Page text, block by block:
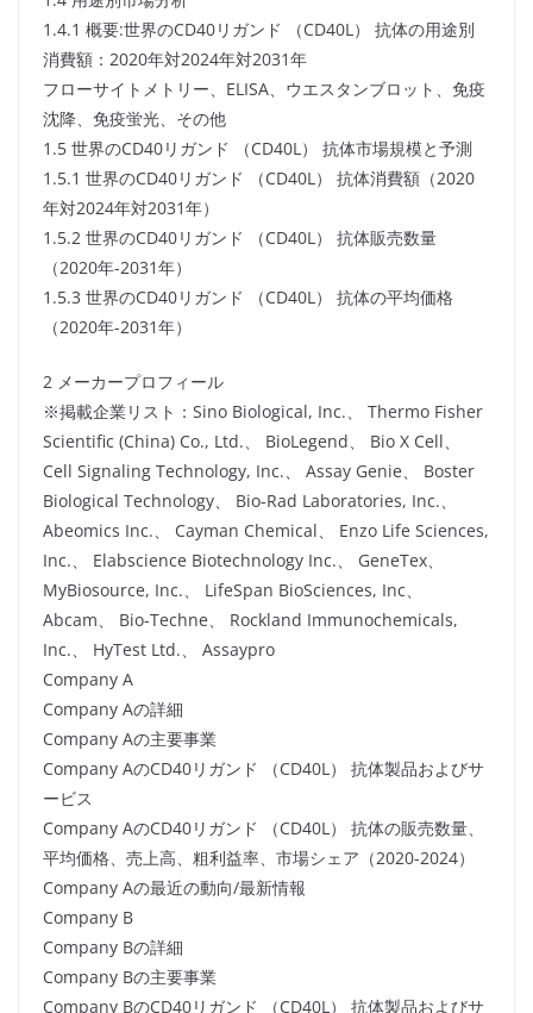
1.4.1 概要:世界のCD40リガンド （CD40L） 抗体の用途別
消費額：2020年対2024年対2031年
フローサイトメトリー、ELISA、ウエスタンブロット、免疫
沈降、免疫蛍光、その他
1.5 世界のCD40リガンド （CD40L） 抗体市場規模と予測
1.5.1 世界のCD40リガンド （CD40L） 抗体消費額（2020
年対2024年対2031年）
1.5.2 世界のCD40リガンド （CD40L） 抗体販売数量
（2020年-2031年）
1.5.3 世界のCD40リガンド （CD40L） 抗体の平均価格
（2020年-2031年）
2 メーカープロフィール
※掲載企業リスト：Sino Biological, Inc.、 Thermo Fisher
Scientific (China) Co., Ltd.、 BioLegend、 Bio X Cell、
Cell Signaling Technology, Inc.、 Assay Genie、 Boster
Biological Technology、 Bio-Rad Laboratories, Inc.、
Abeomics Inc.、 Cayman Chemical、 Enzo Life Sciences,
Inc.、 Elabscience Biotechnology Inc.、 GeneTex、
MyBiosource, Inc.、 LifeSpan BioSciences, Inc、 ​​
Abcam、 Bio-Techne、 Rockland Immunochemicals,
Inc.、 HyTest Ltd.、 Assaypro
Company A
Company Aの詳細
Company Aの主要事業
Company AのCD40リガンド （CD40L） 抗体製品およびサ
ービス
Company AのCD40リガンド （CD40L） 抗体の販売数量、
平均価格、売上高、粗利益率、市場シェア（2020-2024）
Company Aの最近の動向/最新情報
Company B
Company Bの詳細
Company Bの主要事業
Company BのCD40リガンド （CD40L） 抗体製品およびサ